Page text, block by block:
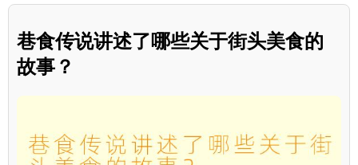
巷食传说讲述了哪些关于街头美食的
故事？